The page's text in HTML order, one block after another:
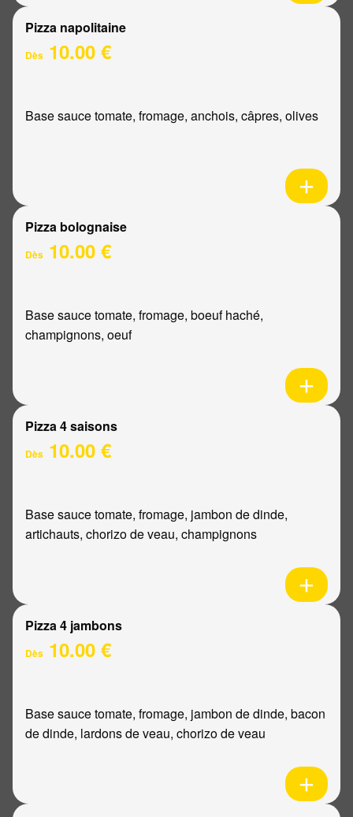
Pizza napolitaine
Dès 10.00 €
Base sauce tomate, fromage, anchois, câpres, olives
Pizza bolognaise
Dès 10.00 €
Base sauce tomate, fromage, boeuf haché,
champignons, oeuf
Pizza 4 saisons
Dès 10.00 €
Base sauce tomate, fromage, jambon de dinde,
artichauts, chorizo de veau, champignons
Pizza 4 jambons
Dès 10.00 €
Base sauce tomate, fromage, jambon de dinde, bacon
de dinde, lardons de veau, chorizo de veau